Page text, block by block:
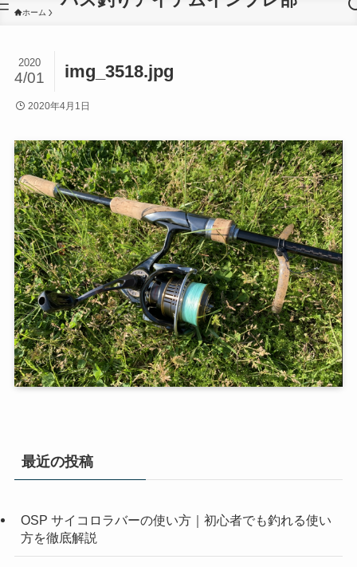
ホーム
img_3518.jpg
2020
4/01
2020年4月1日
最近の投稿
OSP サイコロラバーの使い方｜初心者でも釣れる使い
方を徹底解説